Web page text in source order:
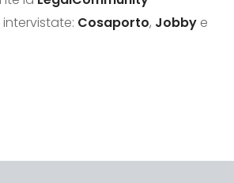
Cosaporto, Jobby e